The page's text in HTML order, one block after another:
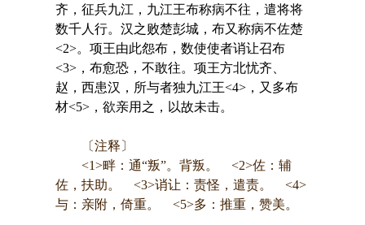
齐，征兵九江，九江王布称病不往，遣将将
数千人行。汉之败楚彭城，布又称病不佐楚
<2>。项王由此怨布，数使使者诮让召布
<3>，布愈恐，不敢往。项王方北忧齐、
赵，西患汉，所与者独九江王<4>，又多布
材<5>，欲亲用之，以故未击。
〔注释〕
<1>畔：通“叛”。背叛。 <2>佐：辅
佐，扶助。 <3>诮让：责怪，遣责。 <4>
与：亲附，倚重。 <5>多：推重，赞美。